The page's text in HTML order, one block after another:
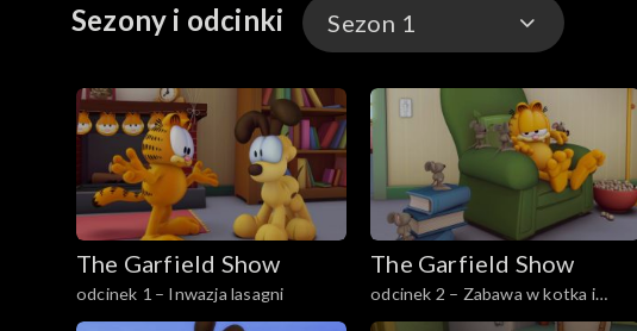
Sezony i odcinki Sezon 1
Sezon 1
Sezon 2
Sezon 3
Sezon 4
The Garfield Show
odcinek 1 – Inwazja lasagni
The Garfield Show
odcinek 2 – Zabawa w kotka i
myszkę